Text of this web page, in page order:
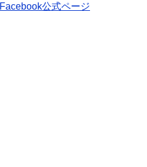
Facebook公式ページ